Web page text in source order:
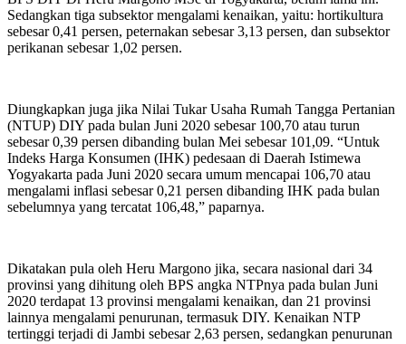
Sedangkan tiga subsektor mengalami kenaikan, yaitu: hortikultura
sebesar 0,41 persen, peternakan sebesar 3,13 persen, dan subsektor
perikanan sebesar 1,02 persen.
Diungkapkan juga jika Nilai Tukar Usaha Rumah Tangga Pertanian
(NTUP) DIY pada bulan Juni 2020 sebesar 100,70 atau turun
sebesar 0,39 persen dibanding bulan Mei sebesar 101,09. “Untuk
Indeks Harga Konsumen (IHK) pedesaan di Daerah Istimewa
Yogyakarta pada Juni 2020 secara umum mencapai 106,70 atau
mengalami inflasi sebesar 0,21 persen dibanding IHK pada bulan
sebelumnya yang tercatat 106,48,” paparnya.
Dikatakan pula oleh Heru Margono jika, secara nasional dari 34
provinsi yang dihitung oleh BPS angka NTPnya pada bulan Juni
2020 terdapat 13 provinsi mengalami kenaikan, dan 21 provinsi
lainnya mengalami penurunan, termasuk DIY. Kenaikan NTP
tertinggi terjadi di Jambi sebesar 2,63 persen, sedangkan penurunan